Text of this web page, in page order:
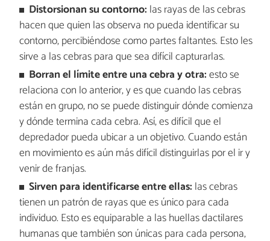
Distorsionan su contorno: las rayas de las cebras
hacen que quien las observa no pueda identificar su
contorno, percibiéndose como partes faltantes. Esto les
sirve a las cebras para que sea difícil capturarlas.
Borran el límite entre una cebra y otra:esto se
relaciona con lo anterior, y es que cuando las cebras
están en grupo, no se puede distinguir dónde comienza
y dónde termina cada cebra. Así, es difícil que el
depredador pueda ubicar a un objetivo. Cuando están
en movimiento es aún más difícil distinguirlas por el ir y
venir de franjas.
Sirven para identificarse entre ellas: las cebras
tienen un patrón de rayas que es único para cada
individuo. Esto es equiparable a las huellas dactilares
humanas que también son únicas para cada persona,